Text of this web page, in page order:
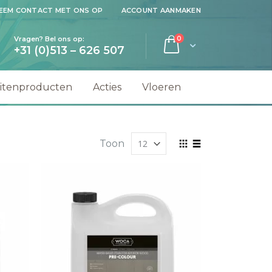
CONTACT MET ONS OP ACCOUNT AANMAKEN
Cart
0producten
Vragen? Bel ons op:
+31 (0)513 – 626 507
Acties Vloeren
Tonen
Toon